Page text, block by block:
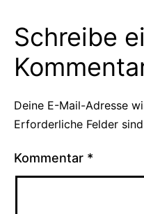
Schreibe
Deine E-Mail-Adresse
Erforderliche Felder
Kommentar *